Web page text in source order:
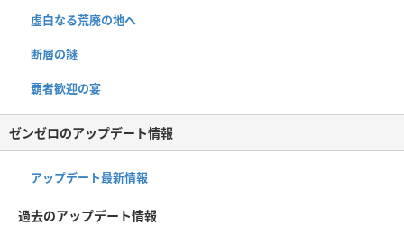
虚白なる荒廃の地へ
断層の謎
覇者歓迎の宴
ゼンゼロのアップデート情報
アップデート最新情報
過去のアップデート情報